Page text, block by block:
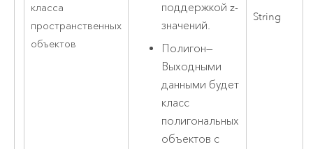
класса
пространственных
объектов
поддержкой z-
значений.
Полигон—
Выходными
данными будет
класс
полигональных
объектов с
String